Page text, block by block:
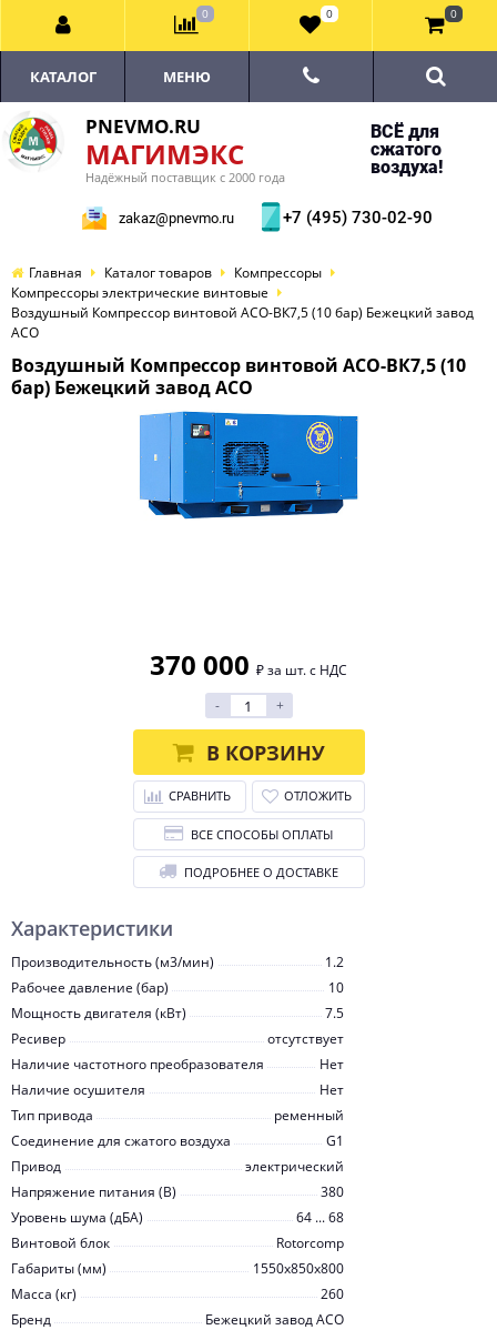
PNEVMO.RU
МАГИМЭКС
Надёжный поставщик с 2000 года
ВСЁ для
сжатого
воздуха!
zakaz@pnevmo.ru +7 (495) 730-02-90
КАТАЛОГ МЕНЮ
Главная Каталог товаров
Компрессоры
Компрессоры электрические винтовые
Воздушный Компрессор винтовой АСО-ВК7,5 (10 бар) Бежецкий завод
АСО
Воздушный Компрессор винтовой АСО-ВК7,5 (10
бар) Бежецкий завод АСО
Характеристики
Производительность (м3/мин)
1.2
Рабочее давление (бар)
10
Мощность двигателя (кВт)
7.5
Ресивер
отсутствует
Наличие частотного преобразователя
Нет
Наличие осушителя
Нет
Тип привода
ременный
Соединение для сжатого воздуха
G1
Привод
электрический
Напряжение питания (В)
380
Уровень шума (дБА)
64 ... 68
Винтовой блок
Rotorcomp
Габариты (мм)
1550x850x800
Масса (кг)
260
Бренд
Бежецкий завод АСО
370 000 ₽ за шт. с НДС
-
+
В КОРЗИНУ
СРАВНИТЬ ОТЛОЖИТЬ
ВСЕ СПОСОБЫ ОПЛАТЫ
ПОДРОБНЕЕ О ДОСТАВКЕ
0 0 0